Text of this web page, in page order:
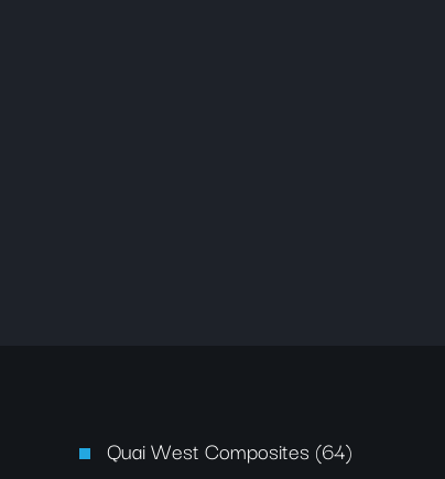
Quai West Composites (64)